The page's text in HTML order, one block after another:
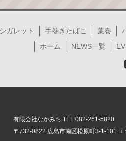
シガレット 手巻きたばこ 葉巻
ホーム
NEWS一覧
有限会社なかみち TEL:082-261-5820
〒732-0822 広島市南区松原町3-1-101